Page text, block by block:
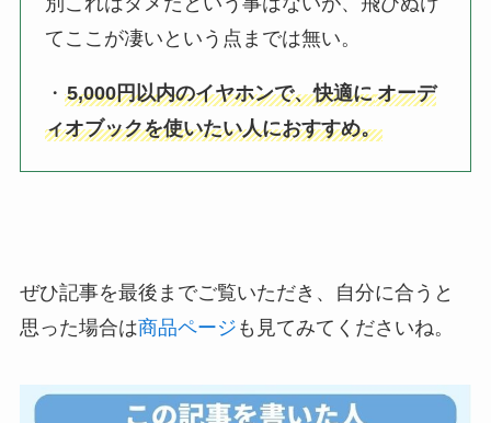
てここが凄いという点までは無い。
・5,000円以内のイヤホンで、快適に オーデ
ィオブックを使いたい人におすすめ。
ぜひ記事を最後までご覧いただき、自分に合うと
思った場合は商品ページ も見てみてくださいね。